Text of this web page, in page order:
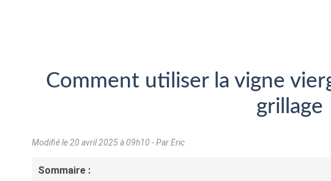
Comment utiliser la vigne
grillage
Modifié le20 avril 2025 à 09h10 - Par Eric
Sommaire :